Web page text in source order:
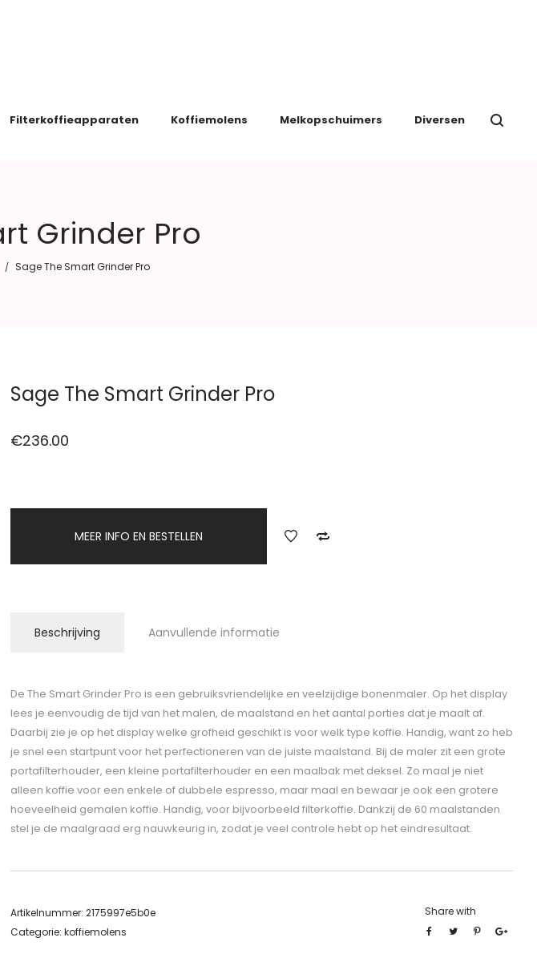
Filterkoffieapparaten Koffiemolens Melkopschuimers Diversen
Grinder Pro
/ Sage The Smart Grinder Pro
Sage The Smart Grinder Pro
€236.00
MEER INFO EN BESTELLEN
Beschrijving Aanvullende informatie
De The Smart Grinder Pro is een gebruiksvriendelijke en veelzijdige bonenmaler. Op het display
lees je eenvoudig de tijd van het malen, de maalstand en het aantal porties dat je maalt af.
Daarbij zie je op het display welke grofheid geschikt is voor welk type koffie. Handig, want zo heb
je snel een startpunt voor het perfectioneren van de juiste maalstand. Bij de maler zit een grote
portafilterhouder, een kleine portafilterhouder en een maalbak met deksel. Zo maal je niet
alleen koffie voor een enkele of dubbele espresso, maar maal en bewaar je ook een grotere
hoeveelheid gemalen koffie. Handig, voor bijvoorbeeld filterkoffie. Dankzij de 60 maalstanden
stel je de maalgraad erg nauwkeurig in, zodat je veel controle hebt op het eindresultaat.
Artikelnummer: 2175997e5b0e
Categorie: koffiemolens
Share with